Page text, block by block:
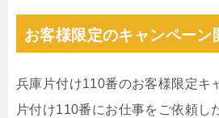
お客様限定のキャンペーン
兵庫片付け110番のお客様限定キ
片付け110番にお仕事をご依頼し